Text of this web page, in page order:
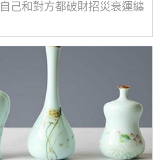
己和對方都破財招災衰運纏